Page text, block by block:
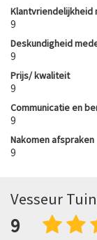
Klantvriendelijkheid
9
Deskundigheid
9
Prijs/ kwaliteit
9
Communicatie en
9
Nakomen afspraken
9
Vesseur
9